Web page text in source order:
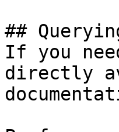
##
If you
directly